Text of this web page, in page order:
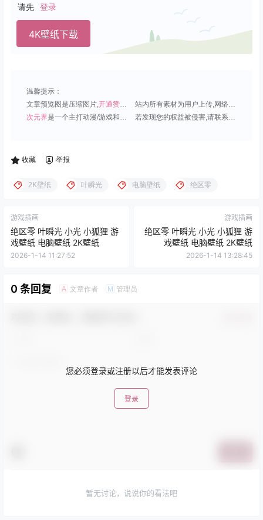
请先 登录
4K壁纸下载
温馨提示：
文章预览图是压缩图片,开通赞助会员 可免费下载超清原图;
站内所有素材为用户上传,网络分享或原创,请勿用于商业用途;
次元界是一个主打动漫/游戏和虚拟偶像角色的插画壁纸平台; 若发现您的权益被侵害,请联系QQ1815919191,我们尽快处理.
收藏 举报
2K壁纸 叶瞬光 电脑壁纸 绝区零
游戏插画
绝区零 叶瞬光 小光 小狐狸 游
戏壁纸 电脑壁纸 2K壁纸
2026-1-14 11:27:52
游戏插画
绝区零 叶瞬光 小光 小狐狸 游
戏壁纸 电脑壁纸 2K壁纸
2026-1-14 13:28:45
0 条回复 A 文章作者 M 管理员
您必须登录或注册以后才能发表评论
登录
暂无讨论，说说你的看法吧